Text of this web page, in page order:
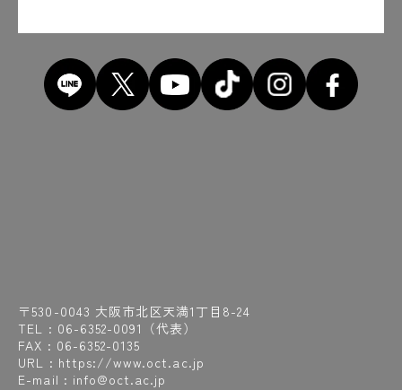
〒530-0043 大阪市北区天満1丁目8-24
TEL : 06-6352-0091 （代表）
FAX : 06-6352-0135
URL : https://www.oct.ac.jp
E-mail : info@oct.ac.jp